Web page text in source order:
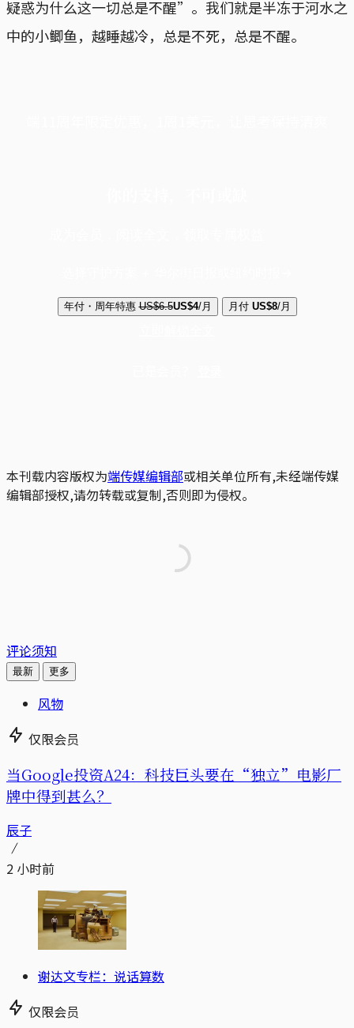
疑惑为什么这一切总是不醒”。我们就是半冻于河水之
中的小鲫鱼，越睡越冷，总是不死，总是不醒。
年付・周年特惠 US$6.5US$4/月 月付 US$8/月
本刊载内容版权为端传媒编辑部或相关单位所有,未经端传媒
编辑部授权,请勿转载或复制,否则即为侵权。
评论须知
最新 更多
风物
仅限会员
当Google投资A24：科技巨头要在“独立”电影厂
牌中得到甚么？
辰子
2 小时前
谢达文专栏：说话算数
仅限会员